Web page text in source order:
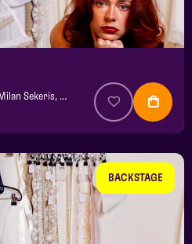
Club Lam met Ayla Çekin Satijn, Milan Sekeris, e.a.
BACKSTAGE